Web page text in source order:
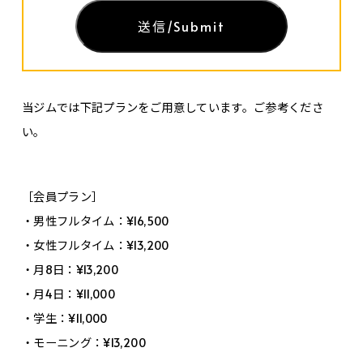
当ジムでは下記プランをご用意しています。ご参考くださ
い。
［会員プラン］
・男性フルタイム：¥16,500
・女性フルタイム：¥13,200
・月8日：¥13,200
・月4日：¥11,000
・学生：¥11,000
・モーニング：¥13,200